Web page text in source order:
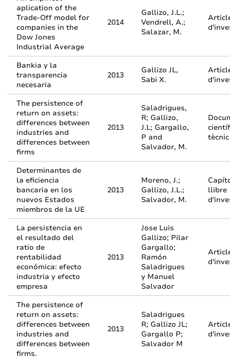
aplication of the
Trade-Off model for
companies in the
Dow Jones
Industrial Average
2014
Gallizo, J.L.;
Vendrell, A.;
Salazar, M.
Bankia y la
transparencia
necesaria
2013
Gallizo JL,
Sabi X.
The persistence of
return on assets:
differences between
industries and
differences between
firms
2013
Saladrigues,
R; Gallizo,
J.L; Gargallo,
P and
Salvador, M.
tècnic
Determinantes de
la eficiencia
bancaria en los
nuevos Estados
miembros de la UE
2013
Moreno, J.;
Gallizo, J.L.;
Salvador, M.
llibre
La persistencia en
el resultado del
ratio de
rentabilidad
económica: efecto
industria y efecto
empresa
2013
Jose Luis
Gallizo; Pilar
Gargallo;
Ramón
Saladrigues
y Manuel
Salvador
The persistence of
return on assets:
differences between
industries and
differences between
firms.
2013
Saladrigues
R; Gallizo JL;
Gargallo P;
Salvador M